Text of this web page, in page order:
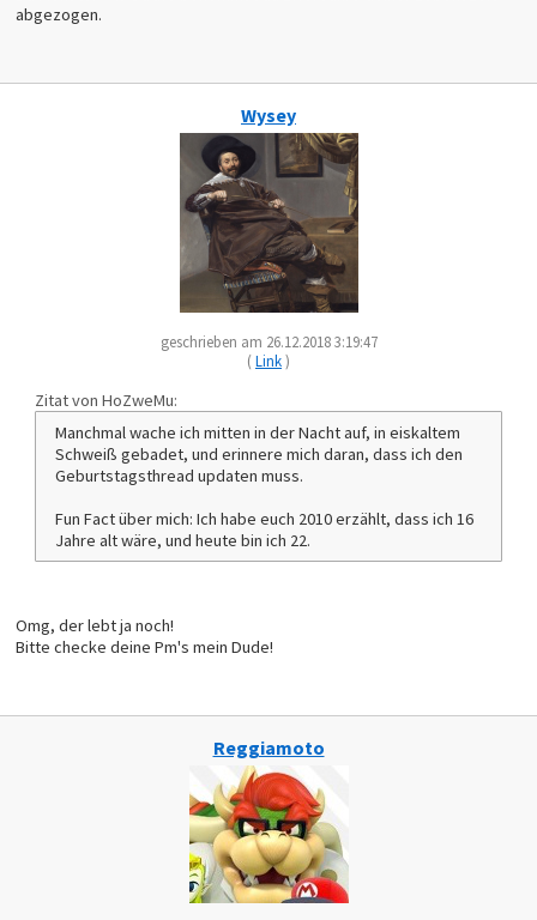
abgezogen.
Wysey
geschrieben am 26.12.2018 3:19:47
(Link)
Zitat von HoZweMu:
Manchmal wache ich mitten in der Nacht auf, in eiskaltem
Schweiß gebadet, und erinnere mich daran, dass ich den
Geburtstagsthread updaten muss.
Fun Fact über mich: Ich habe euch 2010 erzählt, dass ich 16
Jahre alt wäre, und heute bin ich 22.
Omg, der lebt ja noch!
Bitte checke deine Pm's mein Dude!
Reggiamoto